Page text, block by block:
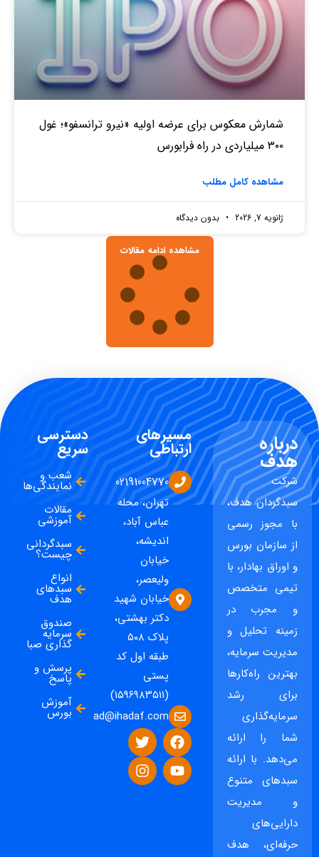
شمارش معکوس برای عرضه اولیه «نیرو ترانسفو»؛ غول
۳۰۰ میلیاردی در راه فرابورس
مشاهده کامل مطلب
ژانویه 7, 2026 بدون دیدگاه
مشاهده ادامه مقالات
درباره
هدف
شرکت
سبدگردان هدف،
با مجوز رسمی
از سازمان بورس
و اوراق بهادار، با
تیمی متخصص
و مجرب در
زمینه تحلیل و
مدیریت سرمایه،
بهترین راه‌کارها
برای رشد
سرمایه‌گذاری
شما را ارائه
می‌دهد. با ارائه
سبدهای متنوع
و مدیریت
دارایی‌های
حرفه‌ای، هدف
مسیرهای
ارتباطی
02191004770
تهران، محله
عباس آباد،
اندیشه،
خیابان
ولیعصر،
خیابان شهید
دکتر بهشتی،
پلاک ۵۰۸
طبقه اول کد
پستی
(۱۵۹۶۹۸۳۵۱۱)
ad@ihadaf.com
دسترسی
سریع
شعب و
نمایندگی‌ها
مقالات
آموزشی
سبدگردانی
چیست؟
انواع
سبدهای
هدف
صندوق
سرمایه
گذاری صبا
پرسش و
پاسخ
آموزش
بورس